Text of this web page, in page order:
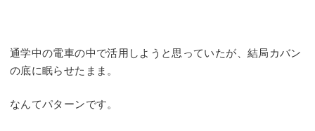
通学中の電車の中で活用しようと思っていたが、結局カバン
の底に眠らせたまま。
なんてパターンです。